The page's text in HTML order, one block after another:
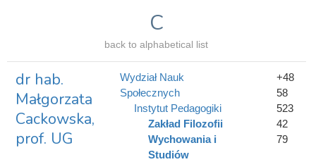
C
back to alphabetical list
dr hab.
Małgorzata
Cackowska,
prof. UG
+48
58
523
42
79
Wydział Nauk
Społecznych
Instytut Pedagogiki
Zakład Filozofii
Wychowania i
Studiów